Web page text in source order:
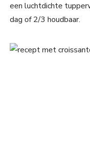
een luchtdichte
dag of 2/3 houdbaar.